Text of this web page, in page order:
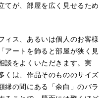
てが、部屋を広く見せるため
ィス、あるいは個人のお客様
アートを飾ると部屋が狭く見
談をよくいただきます。実
くは、作品そのもののサイズ
縁の間にある「余白」のバラ